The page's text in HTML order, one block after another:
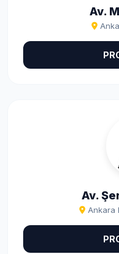
Av.
Av.
Ankara